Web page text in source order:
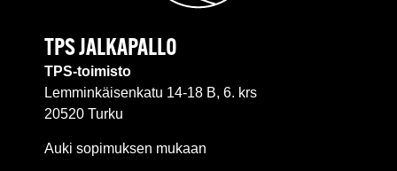
TPS JALKAPALLO
TPS-toimisto
Lemminkäisenkatu 14-18 B, 6. krs
20520 Turku
Auki sopimuksen mukaan